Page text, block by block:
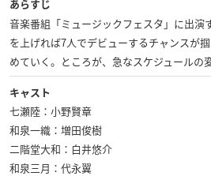
あらすじ
音楽番組「ミュージックフェスタ」に出演
を上げれば7人でデビューするチャンスが
めていく。ところが、急なスケジュール
キャスト
七瀬陸：小野賢章
和泉一織：増田俊樹
二階堂大和：白井悠介
和泉三月：代永翼